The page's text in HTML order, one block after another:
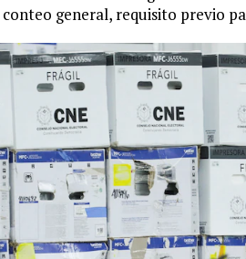
general, requisito previo